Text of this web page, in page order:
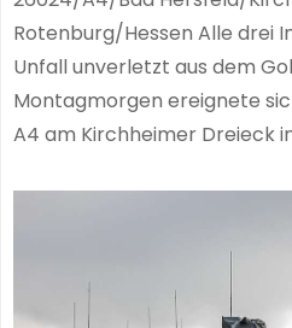
Rotenburg/Hessen Alle drei
Unfall unverletzt aus dem
Montagmorgen ereignete
A4 am Kirchheimer Dreieck